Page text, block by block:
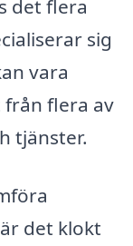
det flera
sig
vara
flera av
tjänster.
det klokt